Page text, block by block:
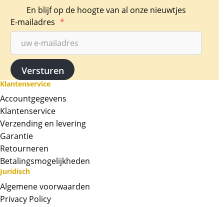
En blijf op de hoogte van al onze nieuwtjes
E-mailadres *
Klantenservice
Accountgegevens
Klantenservice
Verzending en levering
Garantie
Retourneren
Betalingsmogelijkheden
Juridisch
Algemene voorwaarden
Privacy Policy